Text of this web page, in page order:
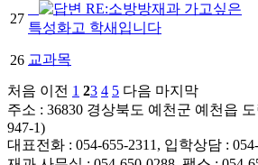
27
RE:소방방재과 가고싶은
특성화고 학새입니다
26 교과목
처음 이전 1 23 4 5 다음 마지막
주소 : 36830 경상북도 예천군 예천읍
947-1)
대표전화 : 054-655-2311, 입학상담 :